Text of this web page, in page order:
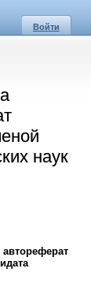
Войти
наук
автореферат